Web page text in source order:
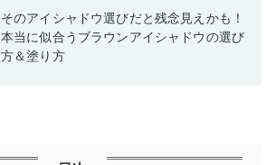
そのアイシャドウ選びだと残念見えかも！
本当に似合うブラウンアイシャドウの選び
方＆塗り方